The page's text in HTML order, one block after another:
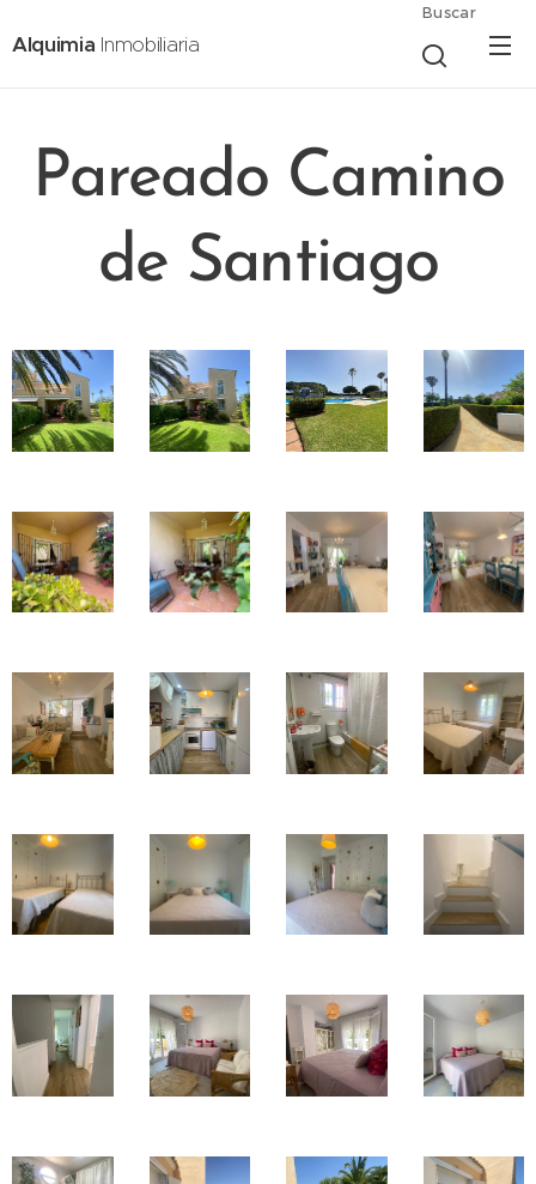
Alquimia Inmobiliaria
Buscar
Pareado Camino
de Santiago